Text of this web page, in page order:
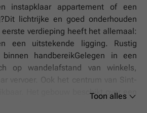
instapklaar appartement of een
lichtrijke en goed onderhouden
verdieping heeft het allemaal:
een uitstekende ligging. Rustig
handbereikGelegen in een
op wandelafstand van winkels,
vervoer. Ook het centrum van Sint-
Het gebouw beschikt over een
Toon alles